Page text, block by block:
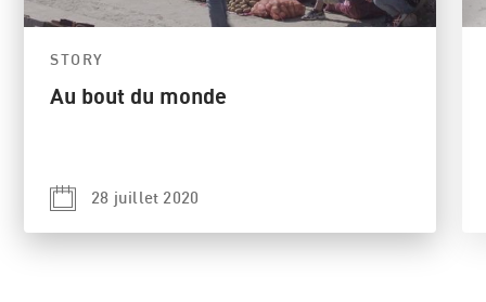
STORY
Au bout du monde
28 juillet 2020